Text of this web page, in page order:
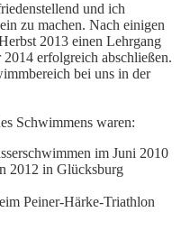
und ich
zu machen. Nach einigen
2013 einen Lehrgang
erfolgreich abschließen.
bei uns in der
Schwimmens waren:
im Juni 2010
2012 in Glücksburg
Peiner-Härke-Triathlon